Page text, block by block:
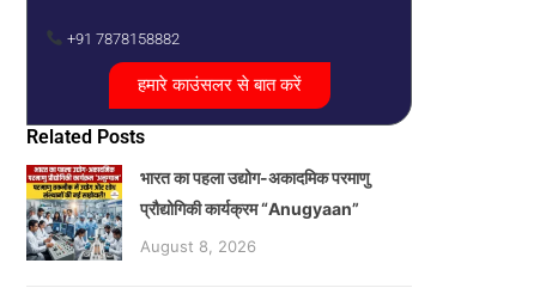
+91 7878158882
हमारे काउंसलर से बात करें
Related Posts
भारत का पहला उद्योग-अकादमिक परमाणु
प्रौद्योगिकी कार्यक्रम “Anugyaan”
August 8, 2026